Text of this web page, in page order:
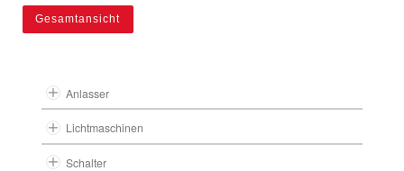
Gesamtansicht
Anlasser
Lichtmaschinen
Schalter